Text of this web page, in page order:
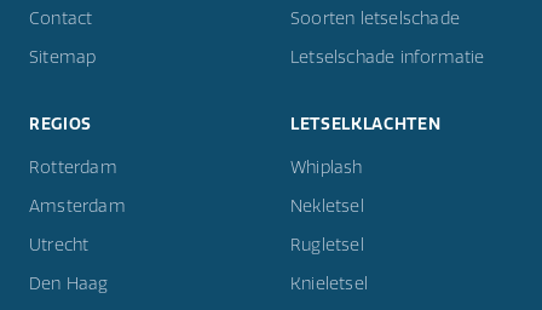
Contact
Sitemap
Soorten letselschade
Letselschade informatie
REGIOS
Rotterdam
Amsterdam
Utrecht
Den Haag
LETSELKLACHTEN
Whiplash
Nekletsel
Rugletsel
Knieletsel